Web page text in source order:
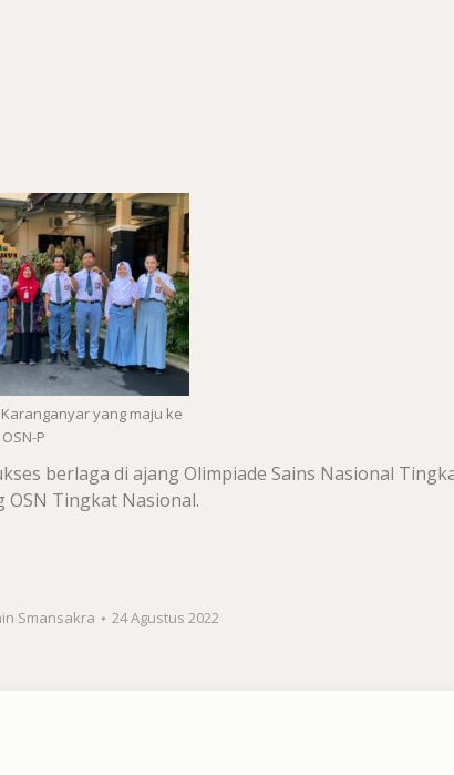
Karanganyar yang maju ke
OSN-P
berlaga di ajang Olimpiade Sains Nasional
OSN Tingkat Nasional.
Smansakra 24 Agustus 2022